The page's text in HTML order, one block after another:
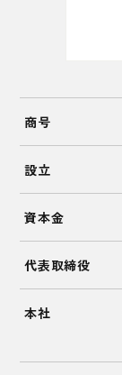
商号
設立
資本金
代表取締役
本社